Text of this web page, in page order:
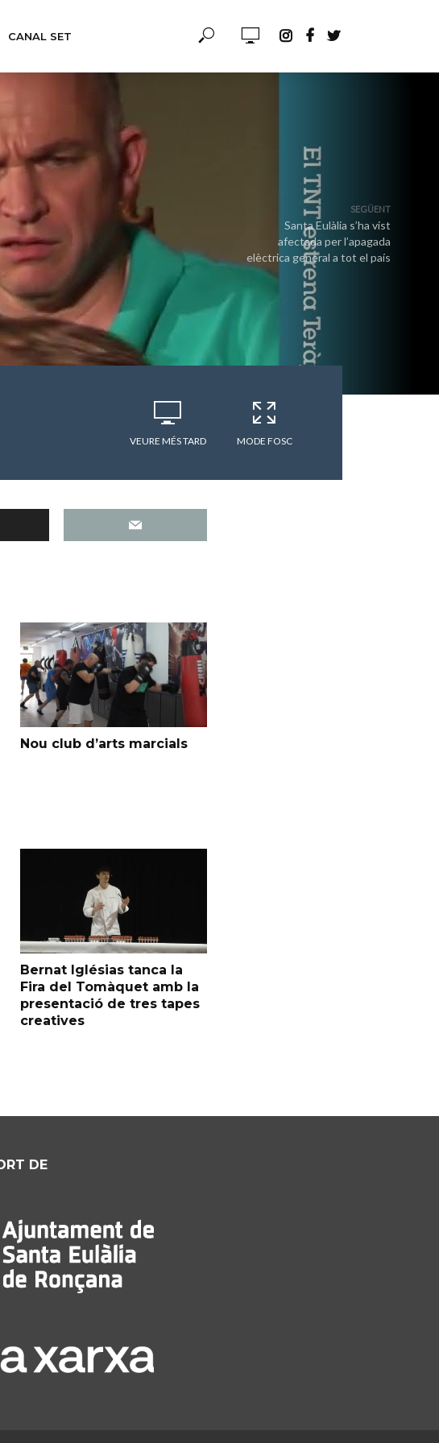
CANAL SET
SEGÜENT
Santa Eulàlia s’ha vist
afectada per l’apagada
elèctrica general a tot el país
VEURE MÉS TARD MODE FOSC
Nou club d’arts marcials
Bernat Iglésias tanca la
Fira del Tomàquet amb la
presentació de tres tapes
creatives
DE